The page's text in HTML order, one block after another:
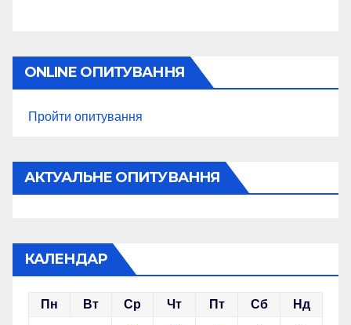
ONLINE ОПИТУВАННЯ
Пройти опитування
АКТУАЛЬНЕ ОПИТУВАННЯ
КАЛЕНДАР
Пн Вт Ср Чт Пт Сб Нд